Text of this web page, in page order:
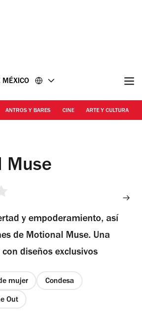
MÉXICO
ANTROS Y BARES CINE ARTE Y CULTURA
Motional Muse
Muse
y empoderamiento, así
de Motional Muse. Una
diseños exclusivos
mujer Condesa
Out